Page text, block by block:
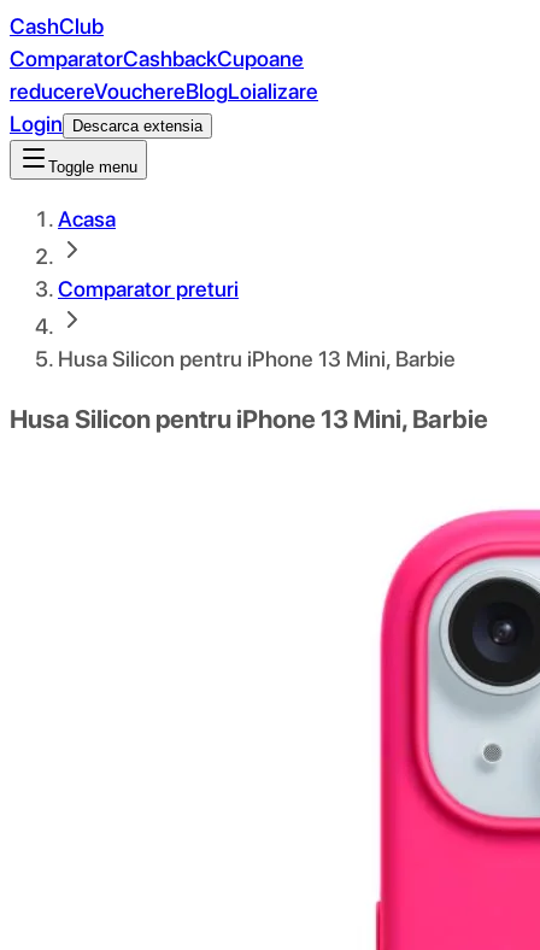
CashClub
ComparatorCashbackCupoane
reducereVouchereBlogLoializare
Login
Descarca extensia
Toggle menu
Acasa
Comparator preturi
Husa Silicon pentru iPhone 13 Mini, Barbie
Husa Silicon pentru iPhone 13 Mini, Barbie